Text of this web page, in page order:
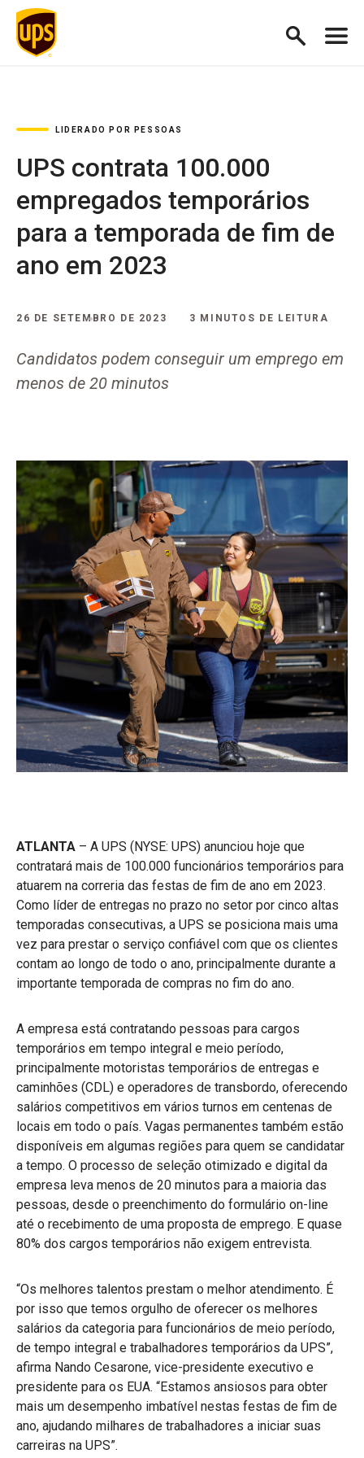
LIDERADO POR PESSOAS
UPS contrata 100.000
empregados temporários
para a temporada de fim de
ano em 2023
26 DE SETEMBRO DE 2023 3 MINUTOS DE LEITURA
Candidatos podem conseguir um emprego em
menos de 20 minutos
ATLANTA – A UPS (NYSE: UPS) anunciou hoje que
contratará mais de 100.000 funcionários temporários para
atuarem na correria das festas de fim de ano em 2023.
Como líder de entregas no prazo no setor por cinco altas
temporadas consecutivas, a UPS se posiciona mais uma
vez para prestar o serviço confiável com que os clientes
contam ao longo de todo o ano, principalmente durante a
importante temporada de compras no fim do ano.
A empresa está contratando pessoas para cargos
temporários em tempo integral e meio período,
principalmente motoristas temporários de entregas e
caminhões (CDL) e operadores de transbordo, oferecendo
salários competitivos em vários turnos em centenas de
locais em todo o país. Vagas permanentes também estão
disponíveis em algumas regiões para quem se candidatar
a tempo. O processo de seleção otimizado e digital da
empresa leva menos de 20 minutos para a maioria das
pessoas, desde o preenchimento do formulário on-line
até o recebimento de uma proposta de emprego. E quase
80% dos cargos temporários não exigem entrevista.
“Os melhores talentos prestam o melhor atendimento. É
por isso que temos orgulho de oferecer os melhores
salários da categoria para funcionários de meio período,
de tempo integral e trabalhadores temporários da UPS”,
afirma Nando Cesarone, vice-presidente executivo e
presidente para os EUA. “Estamos ansiosos para obter
mais um desempenho imbatível nestas festas de fim de
ano, ajudando milhares de trabalhadores a iniciar suas
carreiras na UPS”.